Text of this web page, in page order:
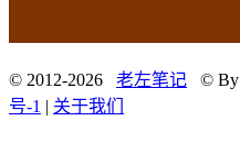
© 2012-2026 老左笔记 © By
号-1 | 关于我们